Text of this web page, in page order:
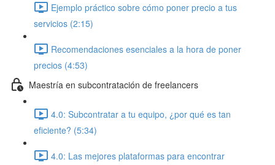
Ejemplo práctico sobre cómo poner precio a tus
servicios (2:15)
Recomendaciones esenciales a la hora de poner
precios (4:53)
Maestría en subcontratación de freelancers
4.0: Subcontratar a tu equipo, ¿por qué es tan
eficiente? (5:34)
4.0: Las mejores plataformas para encontrar